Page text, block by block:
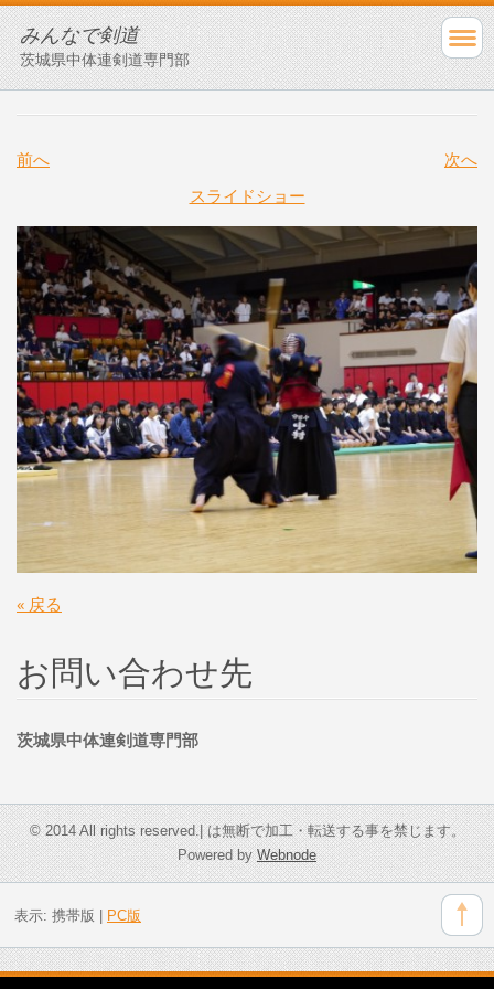
みんなで剣道
茨城県中体連剣道専門部
前へ
次へ
スライドショー
« 戻る
お問い合わせ先
茨城県中体連剣道専門部
© 2014 All rights reserved.| は無断で加工・転送する事を禁じます。
Powered byWebnode
表示: 携帯版 PC版